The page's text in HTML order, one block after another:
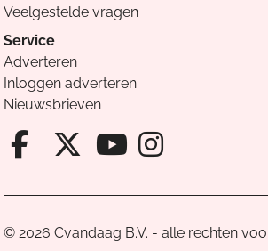
Veelgestelde vragen
Service
Adverteren
Inloggen adverteren
Nieuwsbrieven
Facebook van
X van
© 2026 Cvandaag B.V. - alle rechten